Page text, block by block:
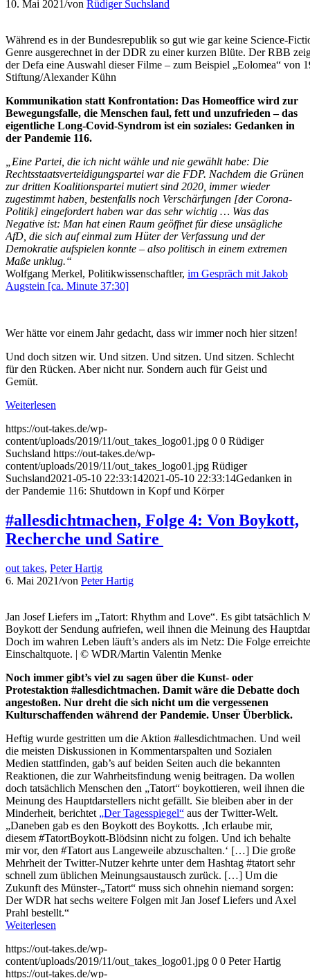
10. Mai 2021 /von Rüdiger Suchsland
Während es in der Bundesrepublik so gut wie gar keine Science-
Genre ausgerechnet in der DDR zu einer kurzen Blüte. Der RBB
der Defa eine Auswahl dieser Filme – zum Beispiel „Eolomea“ von
Stiftung/Alexander Kühn
Kommunikation statt Konfrontation: Das Homeoffice wird zur
Bewegungsfalle, die Menschen faul, fett und unzufrieden – das
eigentliche Long-Covid-Syndrom ist ein soziales: Gedanken in
der Pandemie 116.
„Eine Partei, die ich nicht wähle und nie gewählt habe: Die
Rechtsstaatsverteidigungspartei war die FDP. Nachdem die Grünen
zur dritten Koalitionspartei mutiert sind 2020, immer wieder
zugestimmt haben, bestenfalls noch Verschärfungen [der Corona-
Politik] eingefordert haben war das sehr wichtig … Was das
Negative ist: Man hat einen Raum geöffnet für diese unsägliche
AfD, die sich auf einmal zum Hüter der Verfassung und der
Demokratie aufspielen konnte – also politisch in einem extremen
Maße unklug.“
Wolfgang Merkel, Politikwissenschaftler, im Gespräch mit Jakob
Augstein [ca. Minute 37:30]
Wer hätte vor einem Jahr gedacht, dass wir immer noch hier sitzen!
Und doch sitzen wir. Und sitzen. Und sitzen. Und sitzen. Schlecht
für den Rücken. Aber nicht nur. Sondern auch für Geist und
Gemüt.
Weiterlesen
https://out-takes.de/wp-
content/uploads/2019/11/out_takes_logo01.jpg 0 0 Rüdiger
Suchsland https://out-takes.de/wp-
content/uploads/2019/11/out_takes_logo01.jpg Rüdiger
Suchsland2021-05-10 22:33:142021-05-10 22:33:14Gedanken in
der Pandemie 116: Shutdown in Kopf und Körper
#allesdichtmachen, Folge 4: Von Boykott,
Recherche und Satire
out takes, Peter Hartig
6. Mai 2021/von Peter Hartig
Jan Josef Liefers im „Tatort: Rhythm and Love“. Es gibt tatsächlich
Boykott der Sendung aufriefen, weil ihnen die Meinung des
Doch im wahren Leben läuft’s anders als im Netz: Die Folge
Einschaltquote. | © WDR/Martin Valentin Menke
Noch immer gibt’s viel zu sagen über die Kunst- oder
Protestaktion #allesdichtmachen. Damit wäre die Debatte doch
angestoßen. Nur dreht die sich nicht um die vergessenen
Kulturschaffenden während der Pandemie. Unser Überblick.
Heftig wurde gestritten um die Aktion #allesdichtmachen. Und weil
die meisten Diskussionen in Kommentarspalten und Sozialen
Medien stattfinden, gab’s auf beiden Seiten auch die bekannten
Reaktionen, die zur Wahrheitsfindung wenig beitragen. Da wollen
doch tatsächlich Menschen den „Tatort“ boykottieren, weil ihnen die
Meinung des Hauptdarstellers nicht gefällt. Sie bleiben aber in der
Minderheit, berichtet „Der Tagesspiegel“ aus der Twitter-Welt.
„Daneben gab es den Boykott des Boykotts. ,Ich erlaube mir,
diesem #TatortBoykott-Blödsinn nicht zu folgen. Und ich behalte
mir vor, den #Tatort aus Langeweile abzuschalten.‘ […] Die große
Mehrheit der Twitter-Nutzer kehrte unter dem Hashtag #tatort sehr
schnell zum üblichen Meinungsaustausch zurück. […] Um die
Zukunft des Münster-„Tatort“ muss sich ohnehin niemand sorgen:
Der WDR hat sechs weitere Folgen mit Jan Josef Liefers und Axel
Prahl bestellt.“
Weiterlesen
https://out-takes.de/wp-
content/uploads/2019/11/out_takes_logo01.jpg 0 0 Peter Hartig
https://out-takes.de/wp-